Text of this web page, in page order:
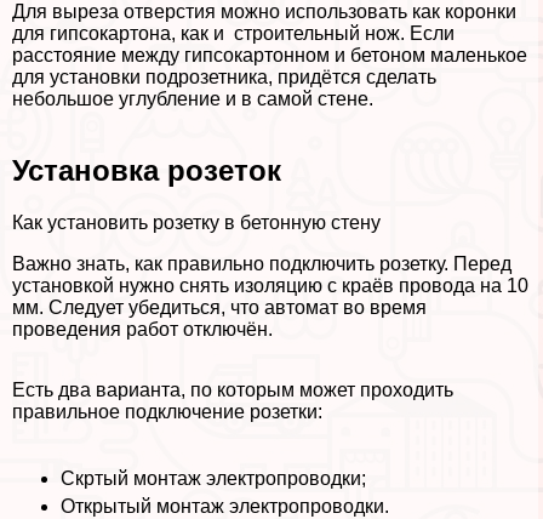
Для выреза отверстия можно использовать как коронки
для гипсокартона, как и строительный нож. Если
расстояние между гипсокартонном и бетоном маленькое
для установки подрозетника, придётся сделать
небольшое углубление и в самой стене.
Установка розеток
Как установить розетку в бетонную стену
Важно знать, как правильно подключить розетку. Перед
установкой нужно снять изоляцию с краёв провода на 10
мм. Следует убедиться, что автомат во время
проведения работ отключён.
Есть два варианта, по которым может проходить
правильное подключение розетки:
Скртый монтаж электропроводки;
Открытый монтаж электропроводки.